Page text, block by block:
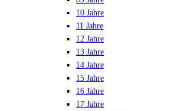
10 Jahre
11 Jahre
12 Jahre
13 Jahre
14 Jahre
15 Jahre
16 Jahre
17 Jahre